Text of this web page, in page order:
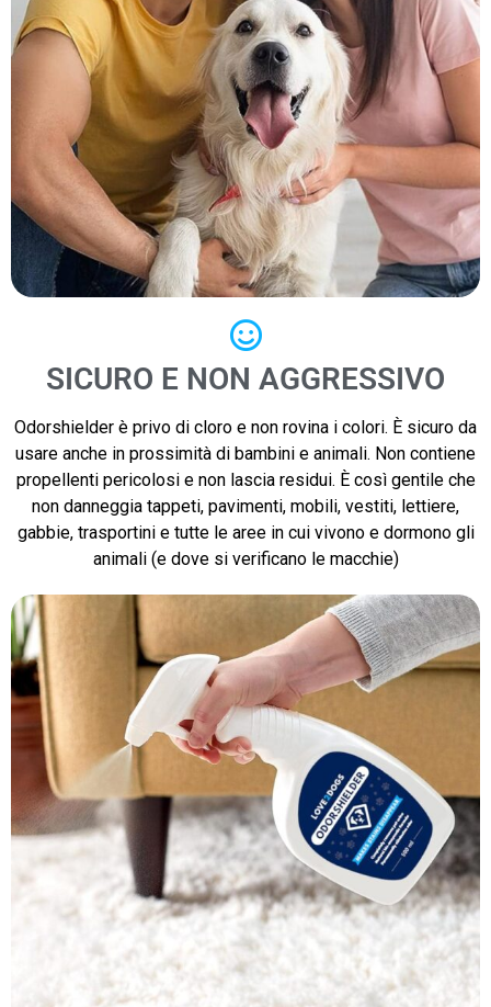
SICURO E NON AGGRESSIVO
Odorshielder è privo di cloro e non rovina i colori. È sicuro da
usare anche in prossimità di bambini e animali. Non contiene
propellenti pericolosi e non lascia residui. È così gentile che
non danneggia tappeti, pavimenti, mobili, vestiti, lettiere,
gabbie, trasportini e tutte le aree in cui vivono e dormono gli
animali (e dove si verificano le macchie)